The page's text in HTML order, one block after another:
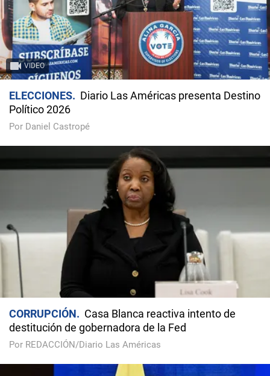
VIDEO
ELECCIONES
Diario Las Américas presenta Destino
Político 2026
Por Daniel Castropé
CORRUPCIÓN
Casa Blanca reactiva intento de
destitución de gobernadora de la Fed
Por REDACCIÓN/Diario Las Américas